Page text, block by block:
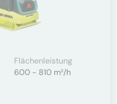
Flächenleistung
600 - 810 m²/h